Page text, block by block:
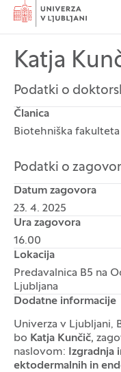
Domov
Katja
Podatki o
Članica
Biotehniška fakulteta
Podatki o
Datum zagovora
23. 4. 2025
Ura zagovora
16.00
Lokacija
Predavalnica B5 na
Ljubljana
Dodatne informacije
Univerza v Ljubljani,
bo Katja Kunčič,
naslovom:
Izgradnja
ektodermalnih in